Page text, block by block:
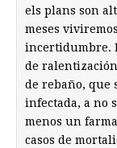
els plans son
meses
incertidumbre.
de
de rebaño, que
infectada, a no
menos un
casos de